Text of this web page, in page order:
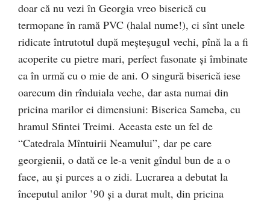
doar că nu vezi în Georgia vreo biserică cu
termopane în ramă PVC (halal nume!), ci sînt unele
ridicate întrutotul după meşteşugul vechi, pînă la a fi
acoperite cu pietre mari, perfect fasonate şi îmbinate
ca în urmă cu o mie de ani. O singură biserică iese
oarecum din rînduiala veche, dar asta numai din
pricina marilor ei dimensiuni: Biserica Sameba, cu
hramul Sfintei Treimi. Aceasta este un fel de
“Catedrala Mîntuirii Neamului”, dar pe care
georgienii, o dată ce le-a venit gîndul bun de a o
face, au şi purces a o zidi. Lucrarea a debutat la
începutul anilor ’90 şi a durat mult, din pricina